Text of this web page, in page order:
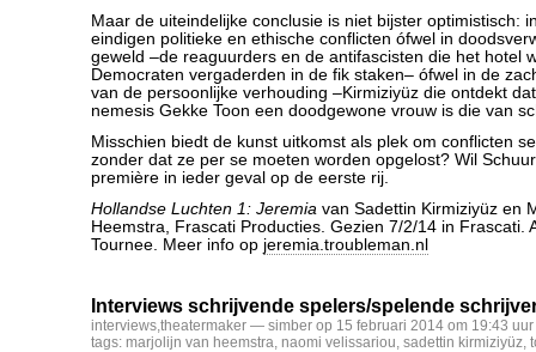
Maar de uiteindelijke conclusie is niet bijster optimistisch:
eindigen politieke en ethische conflicten ófwel in
geweld –de reaguurders en de antifascisten die het hotel
Democraten vergaderden in de fik staken– ófwel in de
van de persoonlijke verhouding –Kirmiziyüz die ontdekt
nemesis Gekke Toon een doodgewone vrouw is die van
Misschien biedt de kunst uitkomst als plek om conflicten
zonder dat ze per se moeten worden opgelost? Wil
première in ieder geval op de eerste rij.
Hollandse Luchten 1: Jeremia van Sadettin Kirmiziyüz en
Heemstra, Frascati Producties. Gezien 7/2/14 in Frascati.
Tournee. Meer info op jeremia.troubleman.nl
Interviews schrijvende spelers/spelende
interviews,theatermaker — simber op 15 februari 2014 om 19:43 uur
tags: marjolijn van heemstra, naomi velissariou, sadettin kirmiziyüz,